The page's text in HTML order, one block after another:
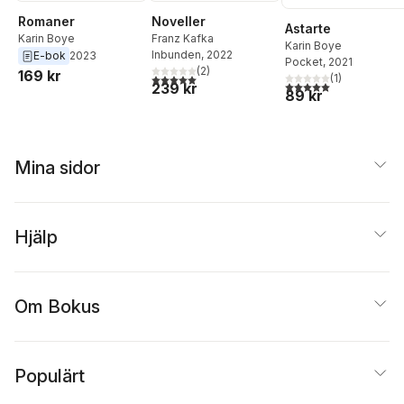
Romaner
Karin Boye
E-bok 2023
169 kr
Noveller
Franz Kafka
Inbunden, 2022
5,0utav 5 stjärnor. Totalt antal röster:
(2)
239 kr
Astarte
Karin Boye
Pocket, 2021
5,0utav 5 stjärnor.
(1)
89 kr
Mina sidor
Hjälp
Om Bokus
Populärt